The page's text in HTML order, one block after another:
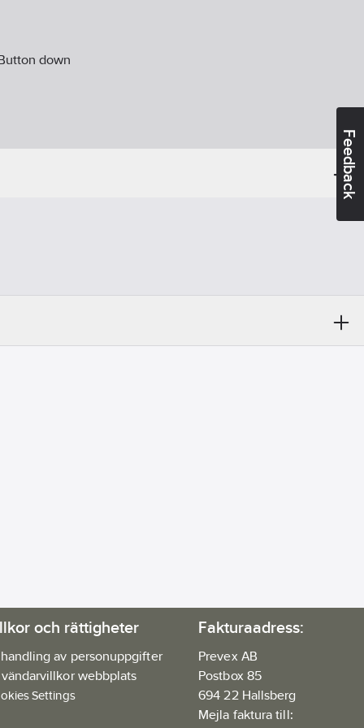
Feedback
down
och rättigheter
av personuppgifter
webbplats
Settings
Fakturaadress:
Prevex AB
Postbox 85
694 22 Hallsberg
Mejla faktura till: